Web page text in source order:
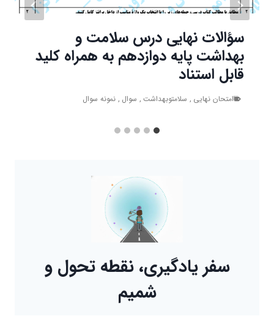
سؤالات نهایی درس سلامت و
بهداشت پایه دوازدهم به همراه کلید
قابل استناد
امتحان نهایی , سلامتوبهداشت , سوال , نمونه سوال
سفر یادگیری، نقطه تحول و
شمیم